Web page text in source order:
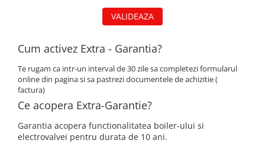
VALIDEAZA
Cum activez Extra - Garantia?
Te rugam ca intr-un interval de 30 zile sa completezi formularul
online din pagina si sa pastrezi documentele de achizitie (
factura)
Ce acopera Extra-Garantie?
Garantia acopera functionalitatea boiler-ului si
electrovalvei pentru durata de 10 ani.